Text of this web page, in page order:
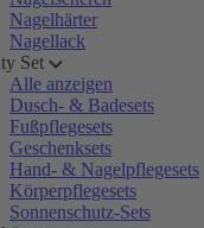
Nagelhärter
Nagellack
Set
Alle anzeigen
Dusch- & Badesets
Fußpflegesets
Geschenksets
Hand- & Nagelpflegesets
Körperpflegesets
Sonnenschutz-Sets